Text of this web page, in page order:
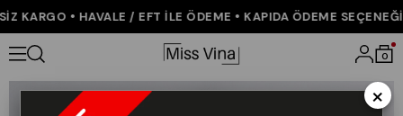
KARGO • HAVALE / EFT İLE ÖDEME • KAPIDA ÖDEME SEÇENEĞİ
0
Anasayfa ÇOK SATANLAR Celinea Geniş Yaka Yelek ve Bol Paça
×